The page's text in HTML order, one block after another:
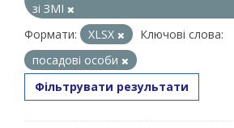
зі ЗМІ
Формати:
XLSX
Ключові слова:
посадові особи
Фільтрувати результати